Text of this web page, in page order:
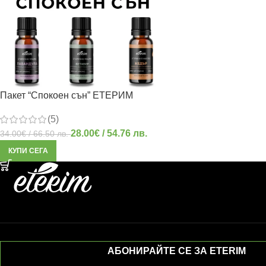
Пакет “Спокоен сън” ЕТЕРИМ
(5)
34.00€/ 66.50 лв.28.00€ / 54.76 лв.
КУПИ СЕГА
АБОНИРАЙТЕ СЕ ЗА ETERIM